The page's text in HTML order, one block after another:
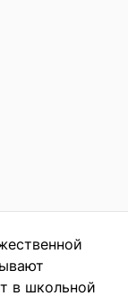
в школьной